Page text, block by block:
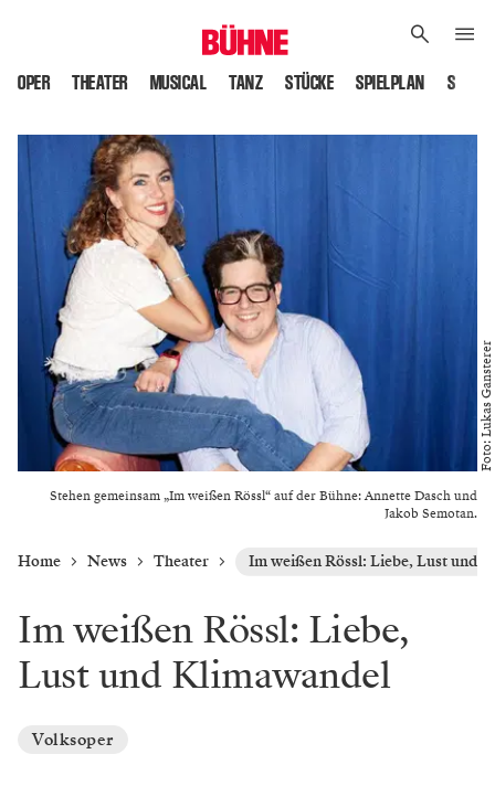
OPER THEATER MUSICAL TANZ STÜCKE SPIELPLAN
Stehen gemeinsam „Im weißen Rössl“ auf der Bühne: Annette Dasch und
Jakob Semotan.
Foto: Lukas Gansterer
Home News Theater Im weißen Rössl: Liebe, Lust und
Im weißen Rössl: Liebe,
Lust und Klimawandel
Volksoper